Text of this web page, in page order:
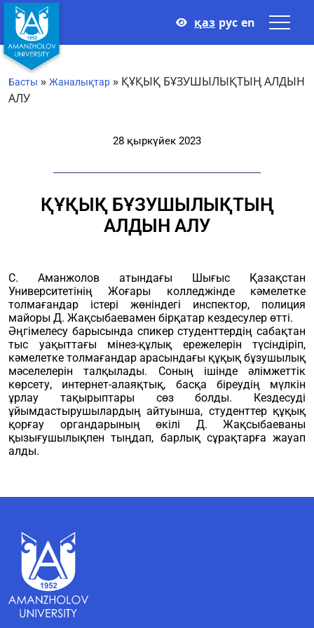
қаз рус en
Басты » Жаналықтар » ҚҰҚЫҚ БҰЗУШЫЛЫҚТЫҢ АЛДЫН
АЛУ
28 қыркүйек 2023
ҚҰҚЫҚ БҰЗУШЫЛЫҚТЫҢ
АЛДЫН АЛУ
С. Аманжолов атындағы Шығыс Қазақстан
Университетінің Жоғары колледжінде кәмелетке
толмағандар істері жөніндегі инспектор, полиция
майоры Д. Жақсыбаевамен бірқатар кездесулер өтті.
Әңгімелесу барысында спикер студенттердің сабақтан
тыс уақыттағы мінез-құлық ережелерін түсіндіріп,
кәмелетке толмағандар арасындағы құқық бұзушылық
мәселелерін талқылады. Соның ішінде әлімжеттік
көрсету, интернет-алаяқтық, басқа біреудің мүлкін
ұрлау тақырыптары сөз болды. Кездесуді
ұйымдастырушылардың айтуынша, студенттер құқық
қорғау органдарының өкілі Д. Жақсыбаеваны
қызығушылықпен тыңдап, барлық сұрақтарға жауап
алды.